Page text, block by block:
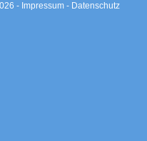
- Impressum - Datenschutz